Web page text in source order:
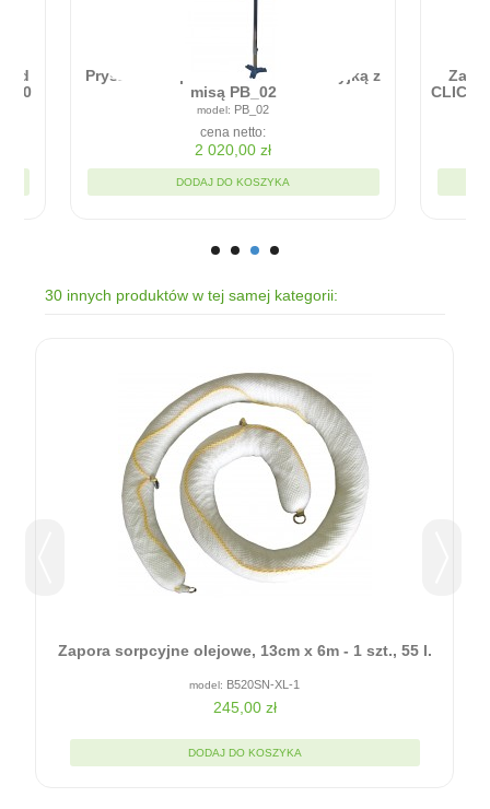
przeciwpowodziowa - RAPID
- Błyskawiczna bariera w montażu
DODAJ DO KOSZYKA
30 innych produktów w tej samej kategorii:
Zapora sorpcyjne olejowe, 13cm x 6m - 1 szt., 55 l.
B520SN-XL-1
245,00 zł
DODAJ DO KOSZYKA